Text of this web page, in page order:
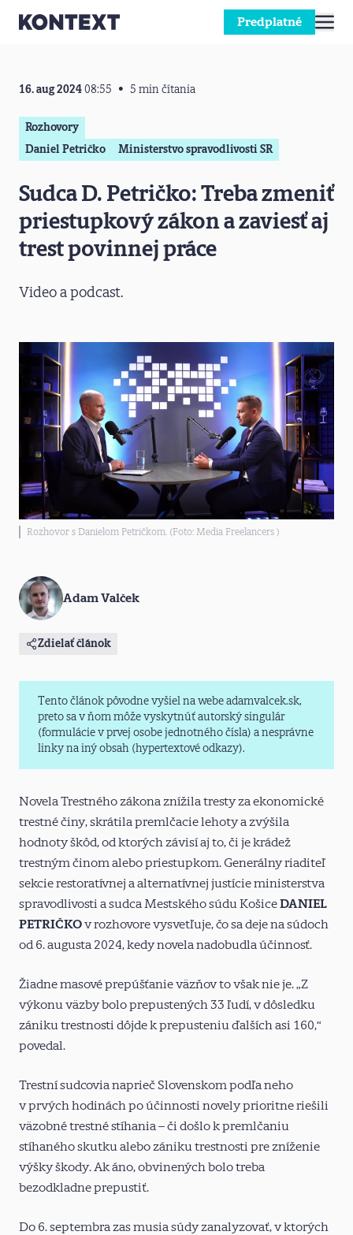
Predplatné
16. aug 202408:55 5 min čítania
Rozhovory
Daniel Petričko
Ministerstvo spravodlivosti SR
Sudca D. Petričko: Treba zmeniť
priestupkový zákon a zaviesť aj
trest povinnej práce
Video a podcast.
Rozhovor s Danielom Petričkom. (Foto: Media Freelancers )
Adam Valček
Zdielať článok
Tento článok pôvodne vyšiel na webe adamvalcek.sk,
preto sa v ňom môže vyskytnúť autorský singulár
(formulácie v prvej osobe jednotného čísla) a nesprávne
linky na iný obsah (hypertextové odkazy).
Novela Trestného zákona znížila tresty za ekonomické
trestné činy, skrátila premlčacie lehoty a zvýšila
hodnoty škôd, od ktorých závisí aj to, či je krádež
trestným činom alebo priestupkom. Generálny riaditeľ
sekcie restoratívnej a alternatívnej justície ministerstva
spravodlivosti a sudca Mestského súdu KošiceDANIEL
PETRIČKOv rozhovore vysvetľuje, čo sa deje na súdoch
od 6. augusta 2024, kedy novela nadobudla účinnosť.
Žiadne masové prepúšťanie väzňov to však nie je. „Z
výkonu väzby bolo prepustených 33 ľudí, v dôsledku
zániku trestnosti dôjde k prepusteniu ďalších asi 160,“
povedal.
Trestní sudcovia naprieč Slovenskom podľa neho
v prvých hodinách po účinnosti novely prioritne riešili
väzobné trestné stíhania – či došlo k premlčaniu
stíhaného skutku alebo zániku trestnosti pre zníženie
výšky škody. Ak áno, obvinených bolo treba
bezodkladne prepustiť.
Do 6. septembra zas musia súdy zanalyzovať, v ktorých